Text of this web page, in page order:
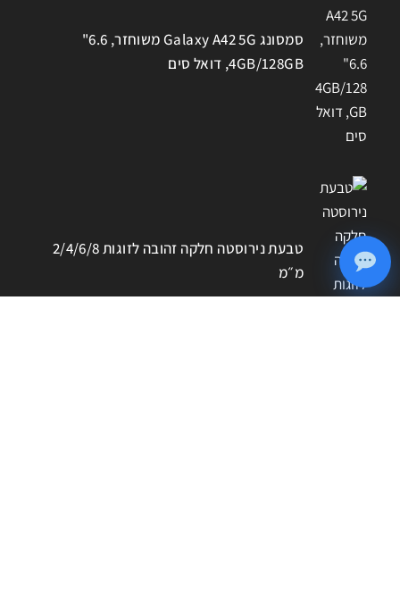
סמסונג Galaxy A42 5G משוחזר, 6.6"
4GB/128GB, דואל סים
טבעת נירוסטה חלקה זהובה לזוגות 2/4/6/8
מ״מ